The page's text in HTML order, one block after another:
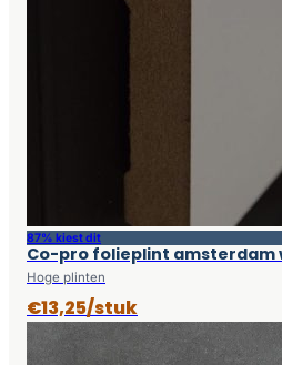
87% kiest dit
Co-pro folieplint amsterdam
Hoge plinten
€13,25/stuk